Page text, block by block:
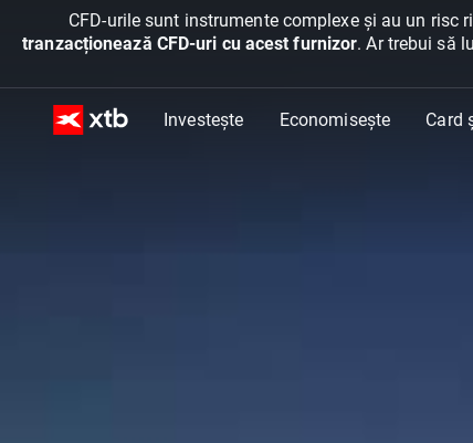
CFD-urile sunt instrumente complexe și au un
tranzacționează CFD-uri cu acest furnizor. Ar trebui să
Investește Economisește Card